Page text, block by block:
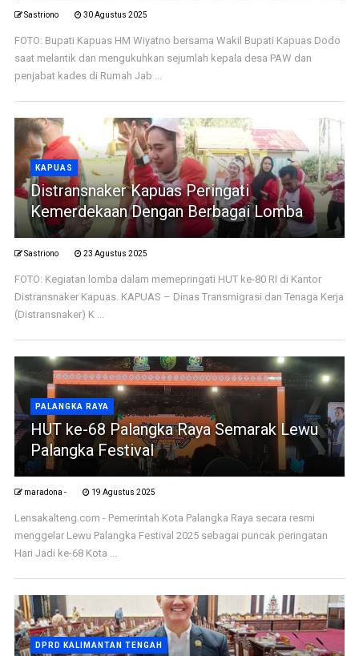
Sastriono 30 Agustus 2025
FOTO: Bupati Kapuas HM Wiyatno bersama Wakil Bupati Kapuas Dodo
saat melantik dan mengukuhkan sejumlah kepala desa PAW dan
penjabat kades di Rumah Jab ...
KAPUAS
Distransnaker Kapuas Peringati
Kemerdekaan Dengan Berbagai Lomba
Sastriono 23 Agustus 2025
FOTO: Kegiatan lomba dalam memepringati HUT ke-80 RI di Kantor
Distransnaker Kapuas. KAPUAS – Dinas Transmigrasi dan Tenaga Kerja
(Distransnaker) K ...
PALANGKA RAYA
HUT ke-68 Palangka Raya Semarak Lewu
Palangka Festival
maradona - 19 Agustus 2025
Lensakalteng.com - Pemerintah Kota Palangka Raya secara resmi
menggelar Lewu Palangka Festival 2025 sebagai puncak peringatan
Hari Jadi ke-68 Kota ...
DPRD KALIMANTAN TENGAH